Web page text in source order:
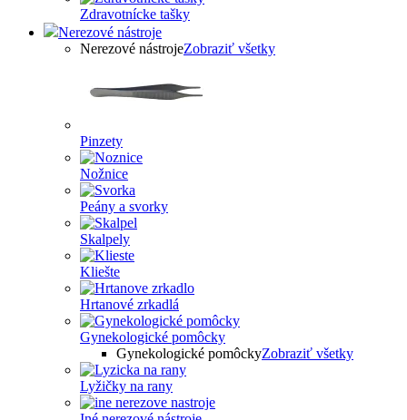
Zdravotnícke tašky
Nerezové nástroje
Nerezové nástrojeZobraziť všetky
Pinzety
Nožnice
Peány a svorky
Skalpely
Kliešte
Hrtanové zrkadlá
Gynekologické pomôcky
Gynekologické pomôckyZobraziť všetky
Lyžičky na rany